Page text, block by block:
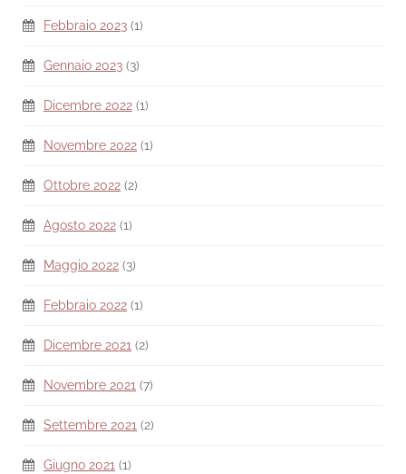
Febbraio 2023 (1)
Gennaio 2023 (3)
Dicembre 2022 (1)
Novembre 2022 (1)
Ottobre 2022 (2)
Agosto 2022 (1)
Maggio 2022 (3)
Febbraio 2022 (1)
Dicembre 2021 (2)
Novembre 2021 (7)
Settembre 2021 (2)
Giugno 2021 (1)